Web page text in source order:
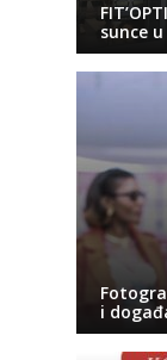
sunce
i